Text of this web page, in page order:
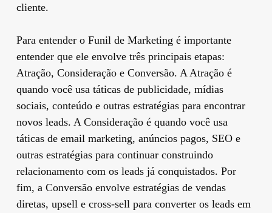
cliente.
Para entender o Funil de Marketing é importante
entender que ele envolve três principais etapas:
Atração, Consideração e Conversão. A Atração é
quando você usa táticas de publicidade, mídias
sociais, conteúdo e outras estratégias para encontrar
novos leads. A Consideração é quando você usa
táticas de email marketing, anúncios pagos, SEO e
outras estratégias para continuar construindo
relacionamento com os leads já conquistados. Por
fim, a Conversão envolve estratégias de vendas
diretas, upsell e cross-sell para converter os leads em